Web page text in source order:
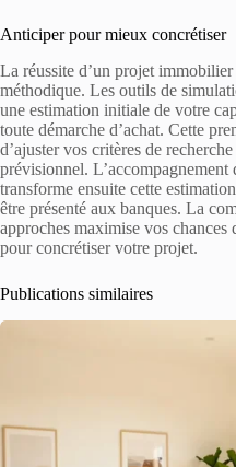
Anticiper pour mieux concrétiser
La réussite d’un projet
méthodique. Les outils de
une estimation initiale de votre
toute démarche d’achat. Cette
d’ajuster vos critères de
prévisionnel.
transforme ensuite cette
être présenté aux banques. La
approches maximise vos chances
pour concrétiser votre projet.
Publications similaires